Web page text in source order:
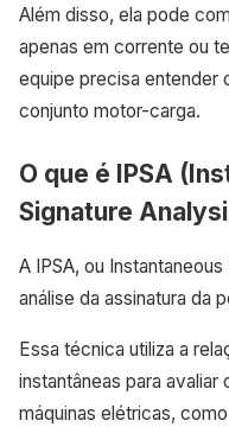
Além disso, ela pode
apenas em corrente ou
equipe precisa entender
conjunto motor-carga.
O que é IPSA
Signature
A IPSA, ou
análise da assinatura da
Essa técnica utiliza a
instantâneas para
máquinas elétricas,